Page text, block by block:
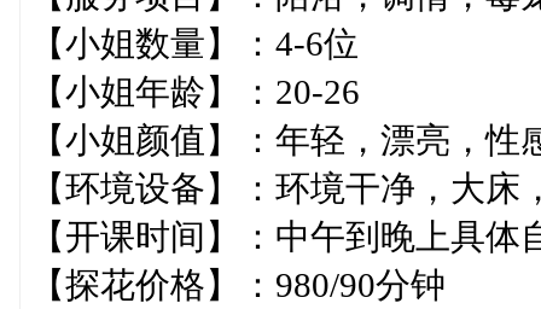
【小姐数量】：4-6位
【小姐年龄】：20-26
【小姐颜值】：年轻，漂亮，性
【环境设备】：环境干净，大床
【开课时间】：中午到晚上具体
【探花价格】：980/90分钟